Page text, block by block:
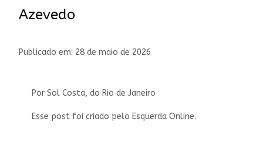
Azevedo
Publicado em: 28 de maio de 2026
Por Sol Costa, do Rio de Janeiro
Esse post foi criado pelo Esquerda Online.